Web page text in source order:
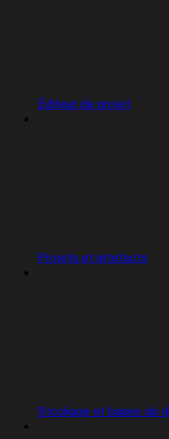
Éditeur de projet
Projets et artefacts
Stockage et bases de